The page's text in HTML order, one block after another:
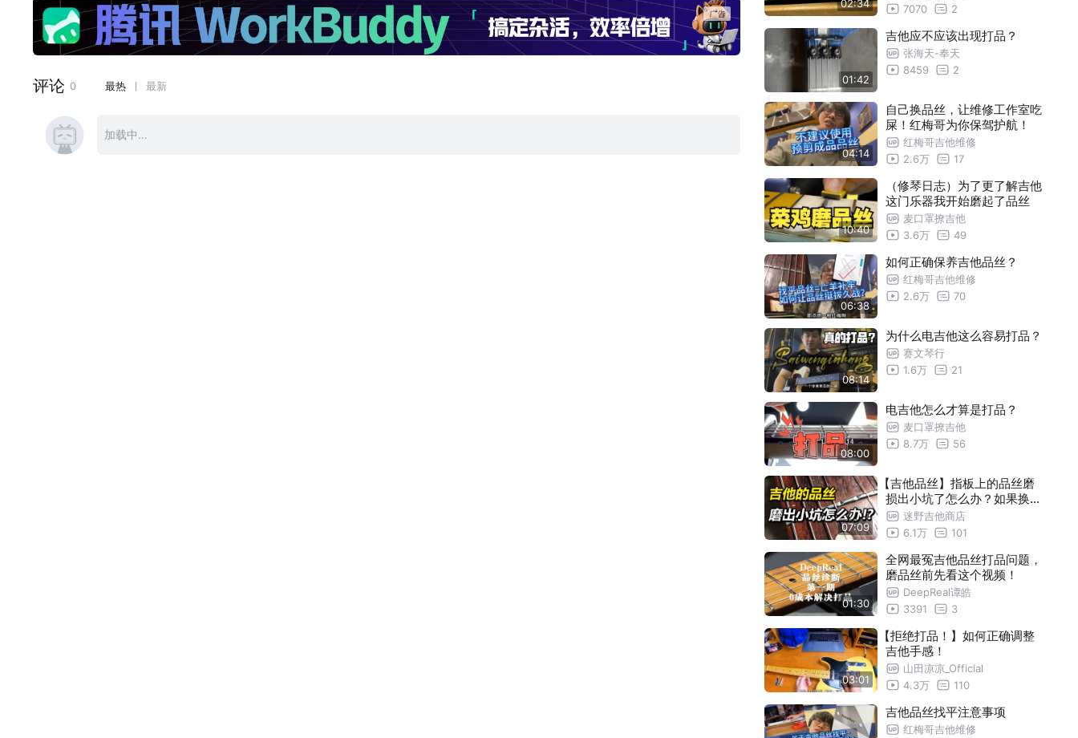
02:34
7070
2
01:42
吉他应不应该出现打品？
张海天-奉天
8459
2
04:14
自己换品丝，让维修工作室吃
屎！红梅哥为你保驾护航！
红梅哥吉他维修
2.6万
17
10:40
（修琴日志）为了更了解吉他
这门乐器我开始磨起了品丝
麦口罩撩吉他
3.6万
49
06:38
如何正确保养吉他品丝？
红梅哥吉他维修
2.6万
70
08:14
为什么电吉他这么容易打品？
赛文琴行
1.6万
21
08:00
电吉他怎么才算是打品？
麦口罩撩吉他
8.7万
56
07:09
【吉他品丝】指板上的品丝磨
损出小坑了怎么办？如果换品
丝的话又该选哪种规格材质？
迷野吉他商店
6.1万
101
01:30
全网最冤吉他品丝打品问题，
磨品丝前先看这个视频！
DeepReal谭皓
3391
3
03:01
【拒绝打品！】如何正确调整
吉他手感！
山田凉凉_Official
4.3万
110
吉他品丝找平注意事项
红梅哥吉他维修